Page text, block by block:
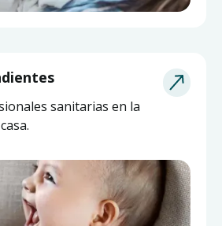
sanitarias en la